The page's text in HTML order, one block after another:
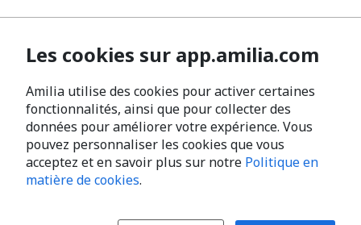
Les cookies sur app.amilia.com
Amilia utilise des cookies pour activer certaines
fonctionnalités, ainsi que pour collecter des
données pour améliorer votre expérience. Vous
pouvez personnaliser les cookies que vous
acceptez et en savoir plus sur notre Politique en
matière de cookies.